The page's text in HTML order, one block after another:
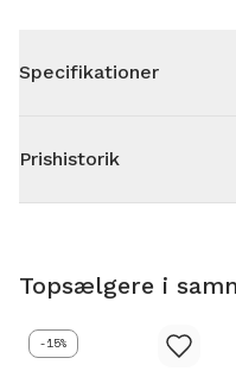
Specifikationer
Prishistorik
Topsælgere i
-15%